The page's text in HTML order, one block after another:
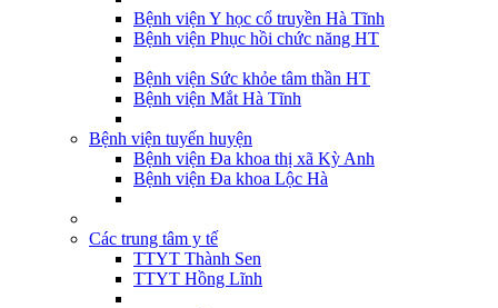
Bệnh viện Y học cổ truyền Hà Tĩnh
Bệnh viện Phục hồi chức năng HT
Bệnh viện Sức khỏe tâm thần HT
Bệnh viện Mắt Hà Tĩnh
Bệnh viện tuyến huyện
Bệnh viện Đa khoa thị xã Kỳ Anh
Bệnh viện Đa khoa Lộc Hà
Các trung tâm y tế
TTYT Thành Sen
TTYT Hồng Lĩnh